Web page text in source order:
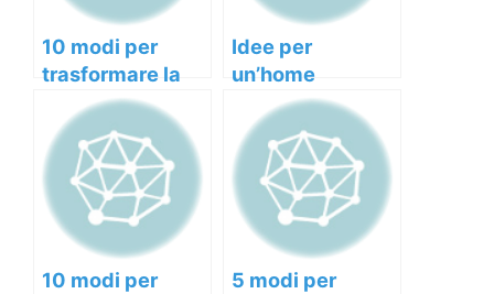
10 modi per
trasformare la
tua casa in uno
spazio
accogliente
Idee per
un’home
makeover che
trasformano la
tua casa
10 modi per
5 modi per